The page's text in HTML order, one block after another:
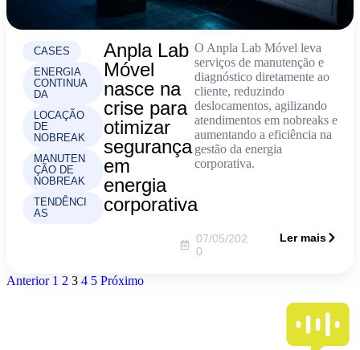
CASES
ENERGIA
CONTINUA
DA
LOCAÇÃO
DE
NOBREAK
MANUTEN
ÇÃO DE
NOBREAK
TENDÊNCI
AS
Anpla Lab
Móvel
nasce na
crise para
otimizar
segurança
em
energia
corporativa
O Anpla Lab Móvel leva
serviços de manutenção e
diagnóstico diretamente ao
cliente, reduzindo
deslocamentos, agilizando
atendimentos em nobreaks e
aumentando a eficiência na
gestão da energia
corporativa.
07/05/202
0
Ler mais
Anterior 1 2 3 4 5 Próximo